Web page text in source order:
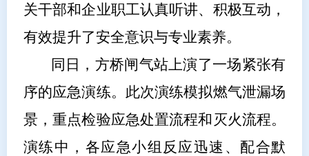
关干部和企业职工认真听讲、积极互动，
有效提升了安全意识与专业素养。
同日，方桥闸气站上演了一场紧张有
序的应急演练。此次演练模拟燃气泄漏场
景，重点检验应急处置流程和灭火流程。
演练中，各应急小组反应迅速、配合默